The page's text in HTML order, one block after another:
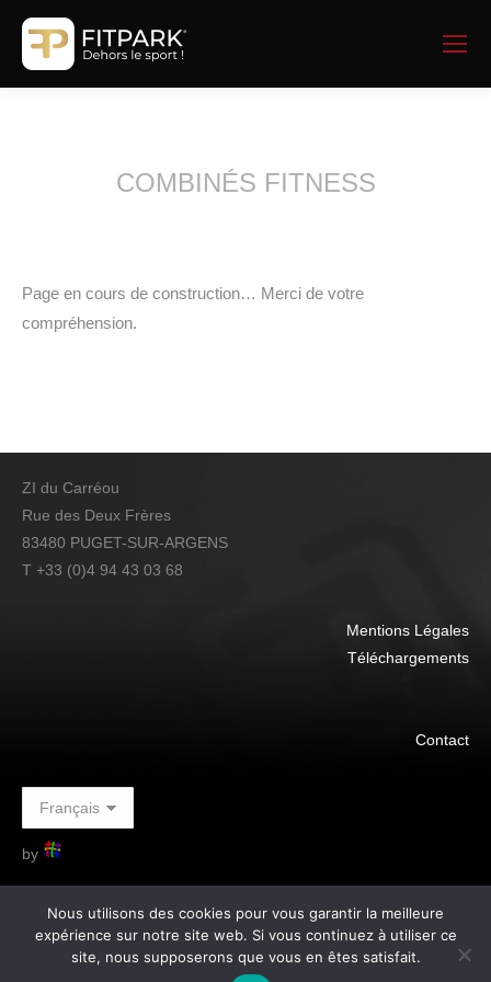
COMBINÉS FITNESS
Page en cours de construction… Merci de votre
compréhension.
ZI du Carréou
Rue des Deux Frères
83480 PUGET-SUR-ARGENS
T +33 (0)4 94 43 03 68
Mentions Légales
Téléchargements
Contact
by
Nous utilisons des cookies pour vous garantir la meilleure
expérience sur notre site web. Si vous continuez à utiliser ce
site, nous supposerons que vous en êtes satisfait.